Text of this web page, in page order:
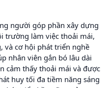
người góp phần xây dựng
trường làm việc thoải mái,
và cơ hội phát triển nghề
nhân viên gắn bó lâu dài
cảm thấy thoải mái và được
huy tối đa tiềm năng sáng